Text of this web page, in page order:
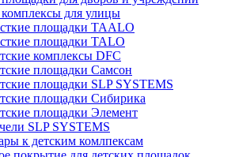
комплексы для улицы
площадки TAALO
площадки TALO
комплексы DFC
площадки Самсон
площадки SLP SYSTEMS
площадки Сибирика
площадки Элемент
SLP SYSTEMS
к детским комлпексам